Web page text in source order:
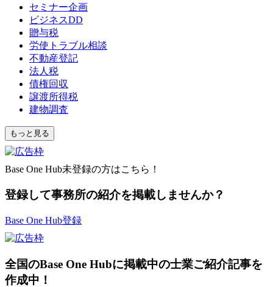
セミナー企画
ビジネスDD
贈与税
労使トラブル相談
不動産登記
法人税
債権回収
譲渡所得税
建物調査
もっと見る
Base One Hub未登録の方はこちら！
登録して事務所の紹介を掲載しませんか？
Base One Hub登録
全国のBase One Hubに掲載中の士業ご紹介記事を
作成中！